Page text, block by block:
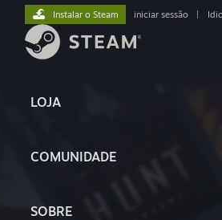
LOJA
COMUNIDADE
SOBRE
Instalar o Steam iniciar sessão